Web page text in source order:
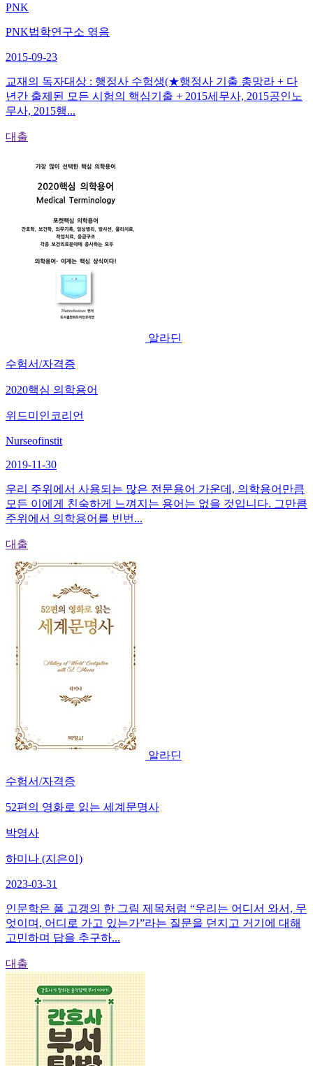
PNK
PNK법학연구소 엮음
2015-09-23
교재의 독자대상 : 행정사 수험생(★행정사 기출 총망라 + 다
년간 출제된 모든 시험의 핵심기출 + 2015세무사, 2015공인노
무사, 2015행...
대출
알라딘
수험서/자격증
2020핵심 의학용어
위드미인코리언
Nurseofinstit
2019-11-30
우리 주위에서 사용되는 많은 전문용어 가운데, 의학용어만큼
모든 이에게 친숙하게 느껴지는 용어는 없을 것입니다. 그만큼
주위에서 의학용어를 빈번...
대출
알라딘
수험서/자격증
52편의 영화로 읽는 세계문명사
박영사
하미나 (지은이)
2023-03-31
인문학은 폴 고갱의 한 그림 제목처럼 “우리는 어디서 와서, 무
엇이며, 어디로 가고 있는가”라는 질문을 던지고 거기에 대해
고민하며 답을 추구하...
대출